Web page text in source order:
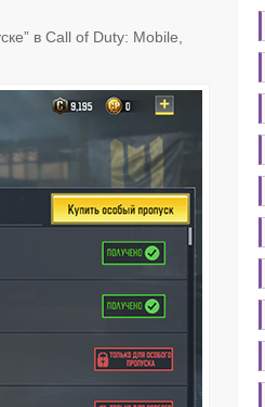
в Call of Duty: Mobile,